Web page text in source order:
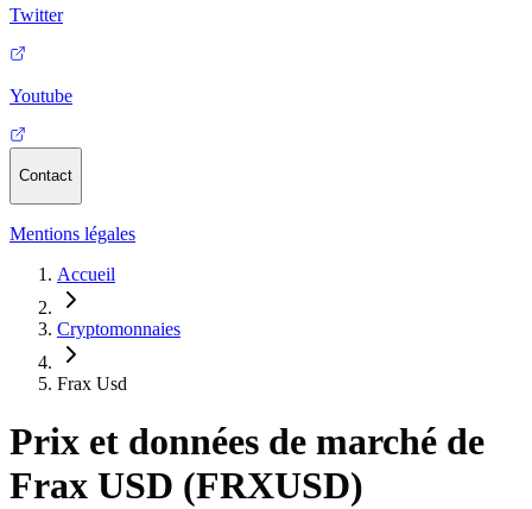
Twitter
Youtube
Contact
Mentions légales
Accueil
Cryptomonnaies
Frax Usd
Prix et données de marché de
Frax USD (FRXUSD)